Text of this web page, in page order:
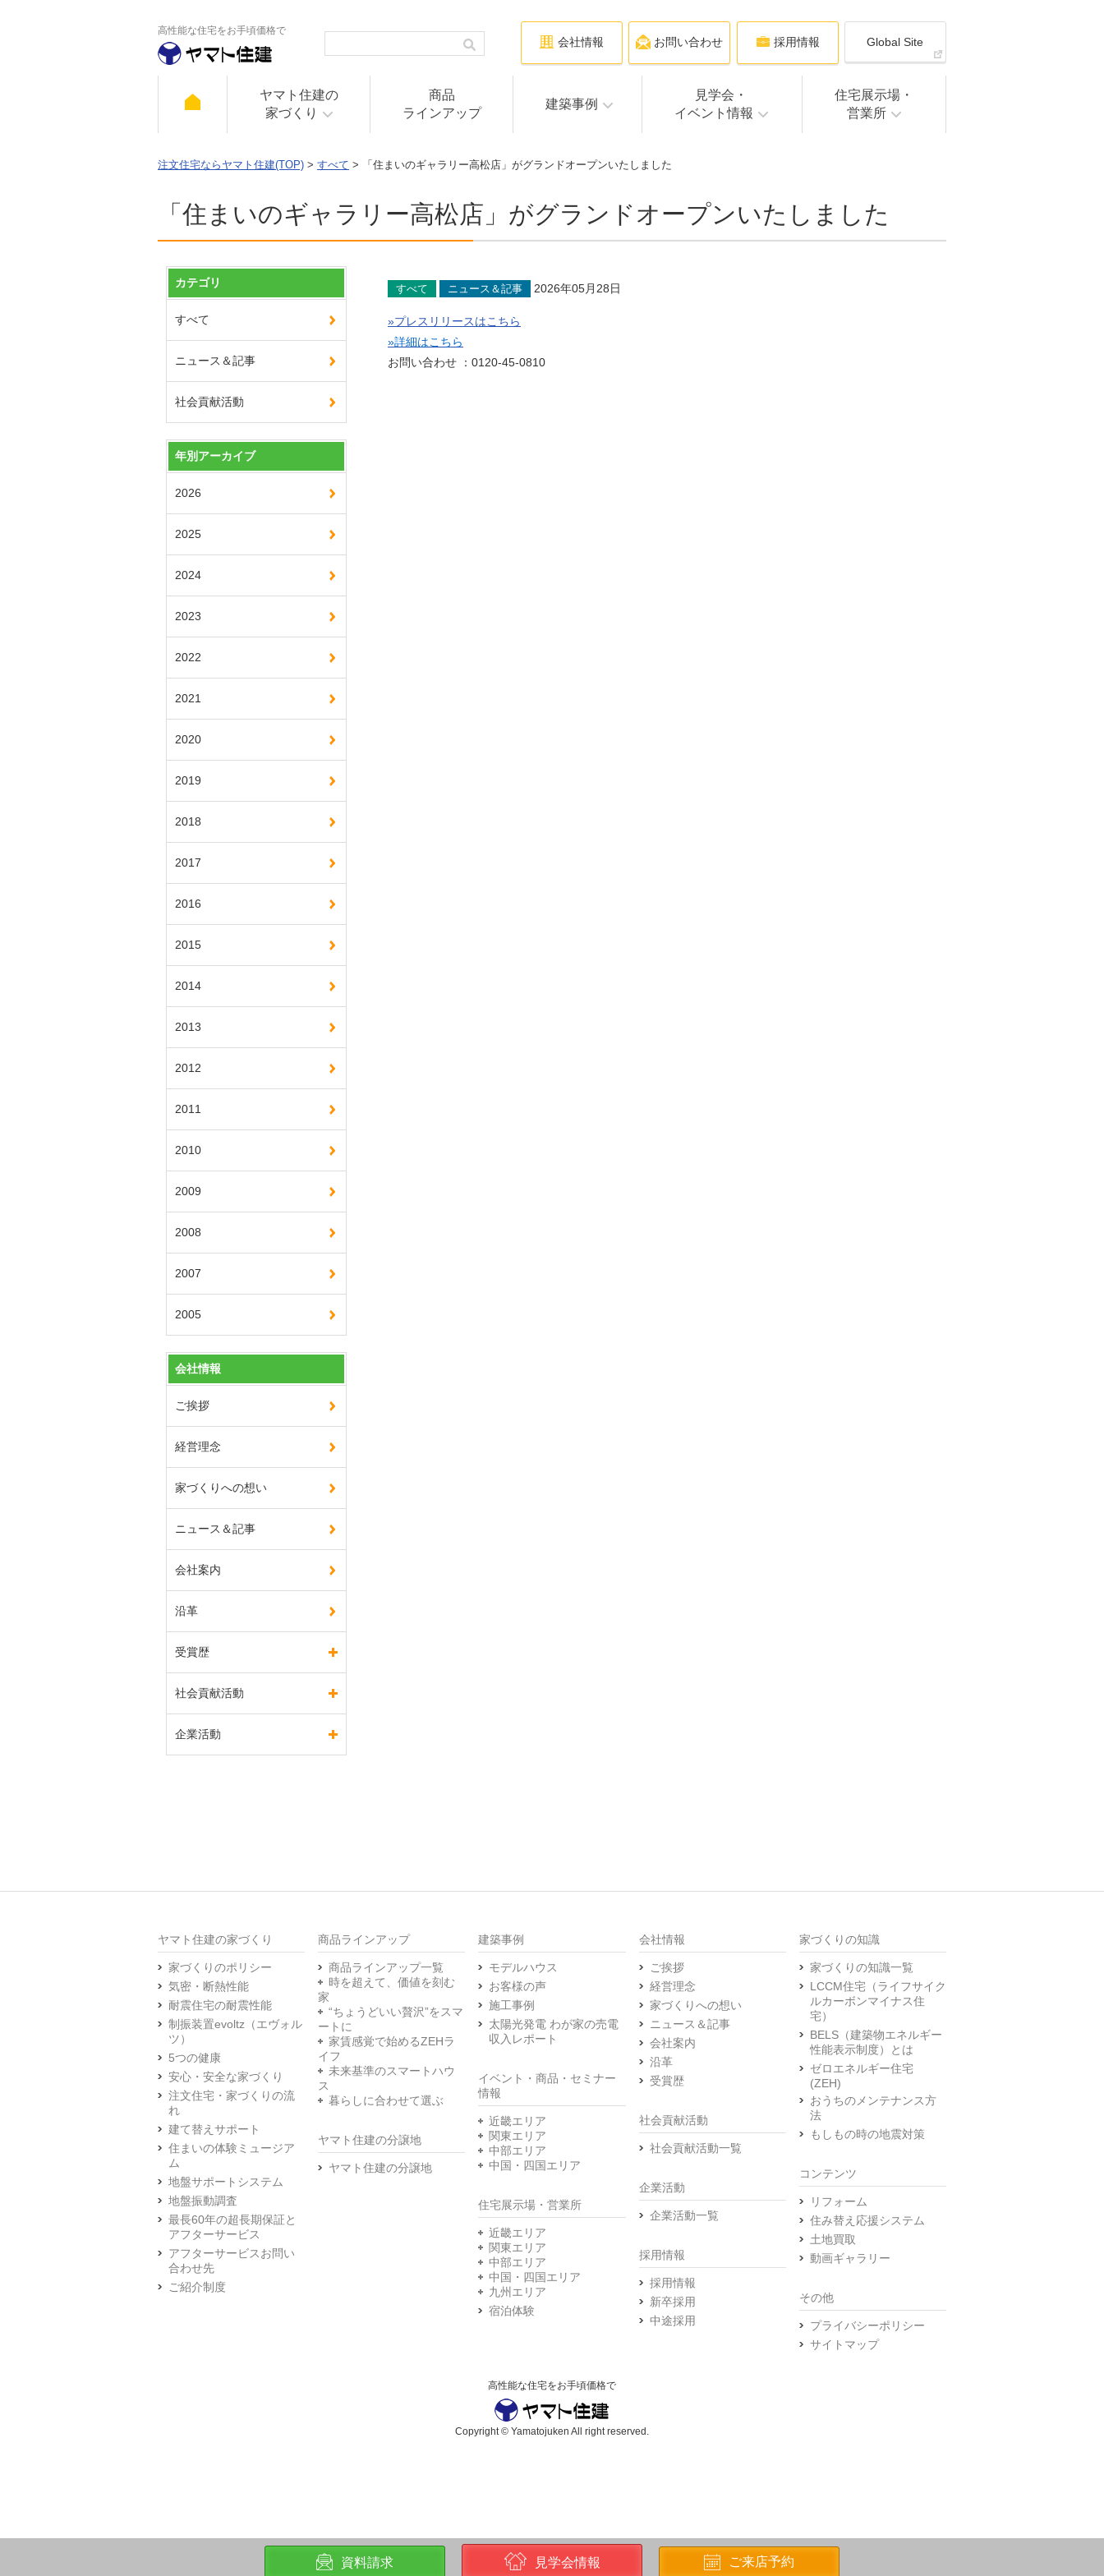
高性能な住宅をお手頃価格で
会社情報 お問い合わせ 採用情報 Global Site
ヤマト住建の
家づくり
商品
ラインアップ
建築事例
見学会・
イベント情報
住宅展示場・
営業所
注文住宅ならヤマト住建(TOP) > すべて > 「住まいのギャラリー高松店」がグランドオープンいたしました
「住まいのギャラリー高松店」がグランドオープンいたしました
カテゴリ
すべて
ニュース＆記事
社会貢献活動
年別アーカイブ
2026
2025
2024
2023
2022
2021
2020
2019
2018
2017
2016
2015
2014
2013
2012
2011
2010
2009
2008
2007
2005
会社情報
ご挨拶
経営理念
家づくりへの想い
ニュース＆記事
会社案内
沿革
受賞歴
社会貢献活動
企業活動
すべて ニュース＆記事 2026年05月28日
»プレスリリースはこちら
»詳細はこちら
お問い合わせ ：0120-45-0810
ヤマト住建の家づくり
家づくりのポリシー
気密・断熱性能
耐震住宅の耐震性能
制振装置evoltz（エヴォル
ツ）
5つの健康
安心・安全な家づくり
注文住宅・家づくりの流
れ
建て替えサポート
住まいの体験ミュージア
ム
地盤サポートシステム
地盤振動調査
最長60年の超長期保証と
アフターサービス
アフターサービスお問い
合わせ先
ご紹介制度
商品ラインアップ
商品ラインアップ一覧
時を超えて、価値を刻む
家
“ちょうどいい贅沢”をスマ
ートに
家賃感覚で始めるZEHラ
イフ
未来基準のスマートハウ
ス
暮らしに合わせて選ぶ
ヤマト住建の分譲地
ヤマト住建の分譲地
建築事例
モデルハウス
お客様の声
施工事例
太陽光発電 わが家の売電
収入レポート
イベント・商品・セミナー
情報
近畿エリア
関東エリア
中部エリア
中国・四国エリア
住宅展示場・営業所
近畿エリア
関東エリア
中部エリア
中国・四国エリア
九州エリア
宿泊体験
会社情報
ご挨拶
経営理念
家づくりへの想い
ニュース＆記事
会社案内
沿革
受賞歴
社会貢献活動
社会貢献活動一覧
企業活動
企業活動一覧
採用情報
採用情報
新卒採用
中途採用
家づくりの知識
家づくりの知識一覧
LCCM住宅（ライフサイク
ルカーボンマイナス住
宅）
BELS（建築物エネルギー
性能表示制度）とは
ゼロエネルギー住宅
(ZEH)
おうちのメンテナンス方
法
もしもの時の地震対策
コンテンツ
リフォーム
住み替え応援システム
土地買取
動画ギャラリー
その他
プライバシーポリシー
サイトマップ
高性能な住宅をお手頃価格で
Copyright © Yamatojuken All right reserved.
資料請求 見学会情報 ご来店予約